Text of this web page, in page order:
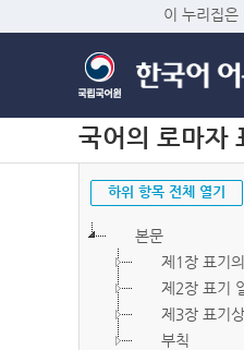
이 누리집은
국어의 로마자
하위 항목 전체 열기
본문
제1장 표기
제2장 표기
제3장 표기
부칙